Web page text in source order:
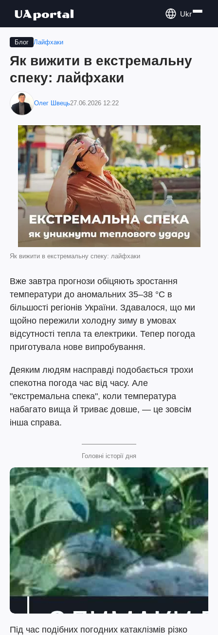
Ukr
Блог Лайфхаки
Як вижити в екстремальну
спеку: лайфхаки
Олег Швець27.06.2026 12:22
Як вижити в екстремальну спеку: лайфхаки
Вже завтра прогнози обіцяють зростання
температури до аномальних 35–38 °C в
більшості регіонів України. Здавалося, що ми
щойно пережили холодну зиму в умовах
відсутності тепла та електрики. Тепер погода
приготувала нове випробування.
Деяким людям насправді подобається трохи
спекотна погода час від часу. Але
"екстремальна спека", коли температура
набагато вища й триває довше, — це зовсім
інша справа.
Головні історії дня
Під час подібних погодних катаклізмів різко